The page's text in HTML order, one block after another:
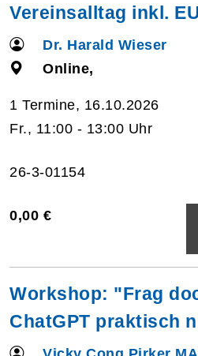
Vereinsalltag inkl.
Dr. Harald Wieser
Online,
1 Termine, 16.10.2026
Fr., 11:00 - 13:00 Uhr
26-3-01154
0,00 €
Workshop: "Frag
ChatGPT praktisch